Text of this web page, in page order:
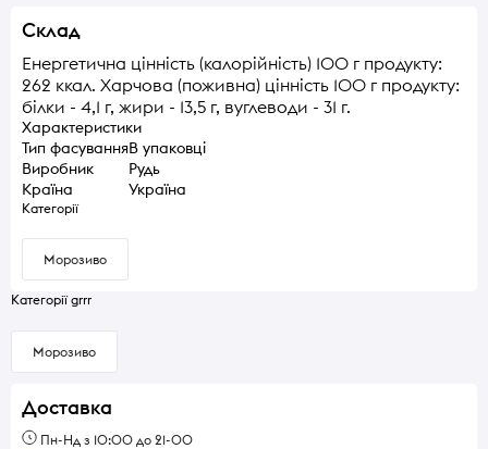
Склад
Енергетична цінність (калорійність) 100 г продукту:
262 ккал. Харчова (поживна) цінність 100 г продукту:
білки - 4,1 г, жири - 13,5 г, вуглеводи - 31 г.
Характеристики
Тип фасуванняВ упаковці
Виробник
Рудь
Країна
Україна
Категорії
Морозиво
Категорії grrr
Морозиво
Доставка
Пн-Нд з 10:00 до 21-00